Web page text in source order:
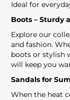
Ideal for
Boots – Sturdy
Explore our
and fashion.
boots or stylish
will keep you
Sandals for
When the heat